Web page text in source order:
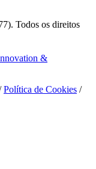
Todos os direitos
&
Política de Cookies /